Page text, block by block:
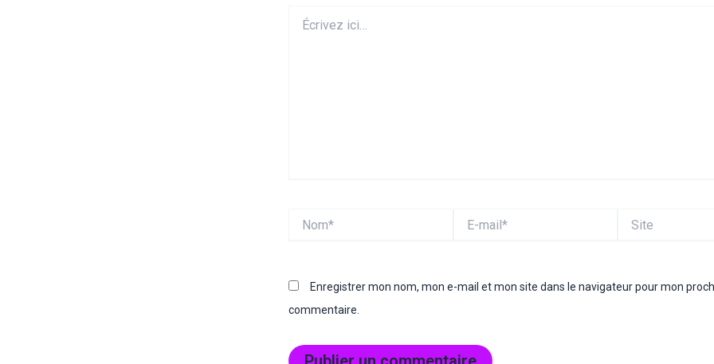
ici…
mail*
Enregistrer mon nom, mon e-mail et mon site dans le navigateur pour mon
commentaire.